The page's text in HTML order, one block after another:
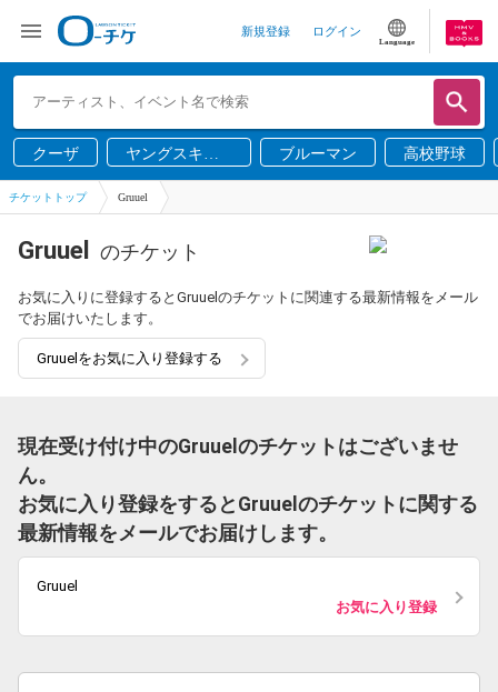
新規登録 ログイン
Language
クーザ
ヤングスキニ
ー
ブルーマン 高校野球
チケットトップ Gruuel
Gruuel のチケット
お気に入りに登録するとGruuelのチケットに関連する最新情報をメール
でお届けいたします。
Gruuelをお気に入り登録する
現在受け付け中のGruuelのチケットはございませ
ん。
お気に入り登録をするとGruuelのチケットに関する
最新情報をメールでお届けします。
Gruuel
お気に入り登録